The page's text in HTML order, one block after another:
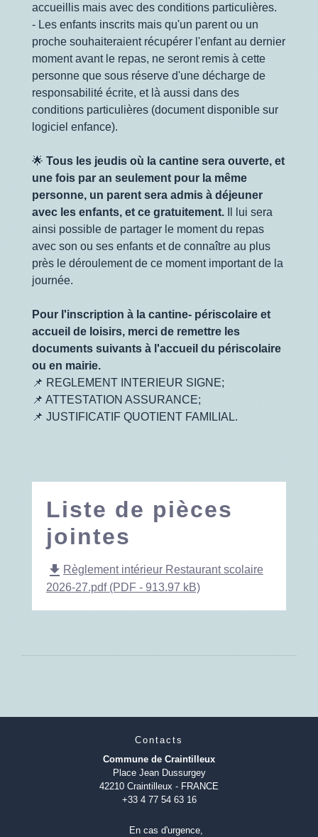
accueillis mais avec des conditions particulières.
- Les enfants inscrits mais qu'un parent ou un
proche souhaiteraient récupérer l'enfant au dernier
moment avant le repas, ne seront remis à cette
personne que sous réserve d'une décharge de
responsabilité écrite, et là aussi dans des
conditions particulières (document disponible sur
logiciel enfance).
🌟 Tous les jeudis où la cantine sera ouverte, et
une fois par an seulement pour la même
personne, un parent sera admis à déjeuner
avec les enfants, et ce gratuitement. Il lui sera
ainsi possible de partager le moment du repas
avec son ou ses enfants et de connaître au plus
près le déroulement de ce moment important de la
journée.
Pour l'inscription à la cantine- périscolaire et
accueil de loisirs, merci de remettre les
documents suivants à l'accueil du périscolaire
ou en mairie.
📌 REGLEMENT INTERIEUR SIGNE;
📌 ATTESTATION ASSURANCE;
📌 JUSTIFICATIF QUOTIENT FAMILIAL.
Liste de pièces
jointes
file_download Règlement intérieur Restaurant scolaire
2026-27.pdf (PDF - 913.97 kB)
Contacts
Commune de Craintilleux
Place Jean Dussurgey
42210 Craintilleux - FRANCE
+33 4 77 54 63 16
En cas d'urgence,